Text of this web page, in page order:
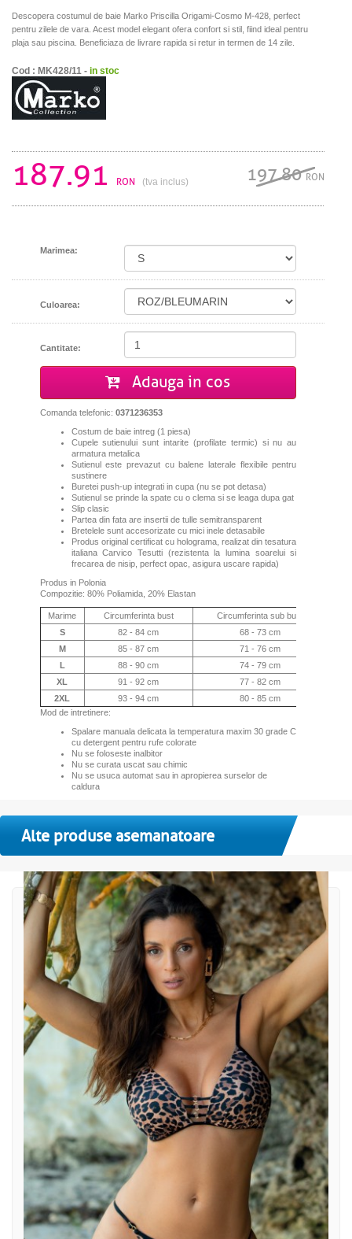
Descopera costumul de baie Marko Priscilla Origami-Cosmo M-428, perfect
pentru zilele de vara. Acest model elegant ofera confort si stil, fiind ideal pentru
plaja sau piscina. Beneficiaza de livrare rapida si retur in termen de 14 zile.
Cod : MK428/11 - in stoc
187.91 RON (tva inclus) 197.80RON
Marimea:
Culoarea:
Cantitate:
Adauga in cos
Comanda telefonic: 0371236353
Costum de baie intreg (1 piesa)
Cupele sutienului sunt intarite (profilate termic) si nu au
armatura metalica
Sutienul este prevazut cu balene laterale flexibile pentru
sustinere
Buretei push-up integrati in cupa (nu se pot detasa)
Sutienul se prinde la spate cu o clema si se leaga dupa gat
Slip clasic
Partea din fata are insertii de tulle semitransparent
Bretelele sunt accesorizate cu mici inele detasabile
Produs original certificat cu holograma, realizat din tesatura
italiana Carvico Tesutti (rezistenta la lumina soarelui si
frecarea de nisip, perfect opac, asigura uscare rapida)
Produs in Polonia
Compozitie: 80% Poliamida, 20% Elastan
Marime Circumferinta bust Circumferinta sub bust
S
82 - 84 cm
68 - 73 cm
M
85 - 87 cm
71 - 76 cm
L
88 - 90 cm
74 - 79 cm
XL
91 - 92 cm
77 - 82 cm
2XL
93 - 94 cm
80 - 85 cm
Mod de intretinere:
Spalare manuala delicata la temperatura maxim 30 grade C
cu detergent pentru rufe colorate
Nu se foloseste inalbitor
Nu se curata uscat sau chimic
Nu se usuca automat sau in apropierea surselor de
caldura
Alte produse asemanatoare